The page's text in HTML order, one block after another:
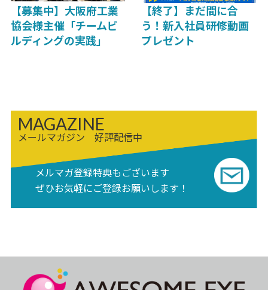
【募集中】大阪府工業
協会様主催「チームビ
ルディングの実践」
【終了】まだ間に合
う！新入社員研修動画
プレゼント
MAGAZINE
メールマガジン 好評配信中
メルマガ登録特典もございます
ぜひお気軽にご登録お願いします！